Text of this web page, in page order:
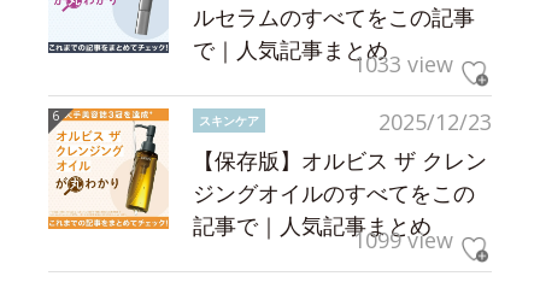
ルセラムのすべてをこの記事
で｜人気記事まとめ1033 view
2025/12/23
スキンケア
【保存版】オルビス ザ クレン
ジングオイルのすべてをこの
記事で｜人気記事まとめ
1099 view